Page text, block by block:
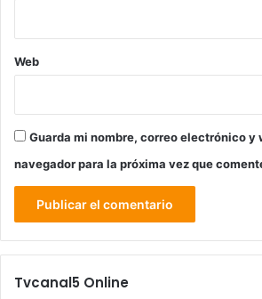
Web
Guarda mi nombre, correo electrónico y
navegador para la próxima vez que
Tvcanal5 Online